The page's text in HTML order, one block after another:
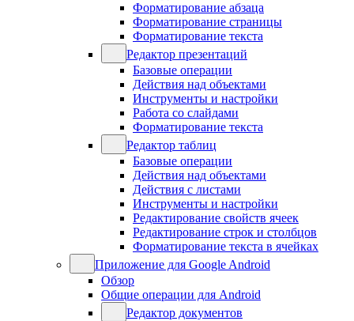
Форматирование абзаца
Форматирование страницы
Форматирование текста
Редактор презентаций
Базовые операции
Действия над объектами
Инструменты и настройки
Работа со слайдами
Форматирование текста
Редактор таблиц
Базовые операции
Действия над объектами
Действия с листами
Инструменты и настройки
Редактирование свойств ячеек
Редактирование строк и столбцов
Форматирование текста в ячейках
Приложение для Google Android
Обзор
Общие операции для Android
Редактор документов